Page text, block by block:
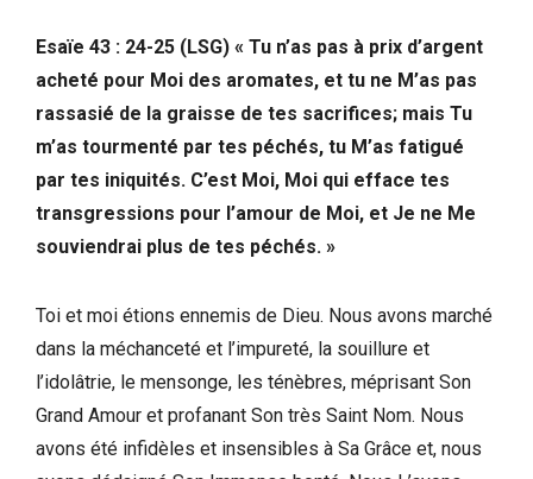
Esaïe 43 : 24-25 (LSG) « Tu n’as pas à prix d’argent
acheté pour Moi des aromates, et tu ne M’as pas
rassasié de la graisse de tes sacrifices; mais Tu
m’as tourmenté par tes péchés, tu M’as fatigué
par tes iniquités. C’est Moi, Moi qui efface tes
transgressions pour l’amour de Moi, et Je ne Me
souviendrai plus de tes péchés. »
Toi et moi étions ennemis de Dieu. Nous avons marché
dans la méchanceté et l’impureté, la souillure et
l’idolâtrie, le mensonge, les ténèbres, méprisant Son
Grand Amour et profanant Son très Saint Nom. Nous
avons été infidèles et insensibles à Sa Grâce et, nous